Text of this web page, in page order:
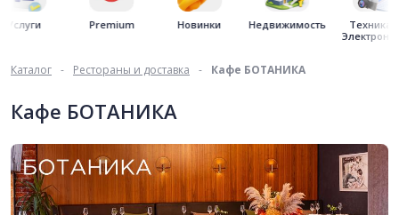
Услуги Premium Новинки Недвижимость
Техника
Каталог - Рестораны и доставка - Кафе БОТАНИКА
Кафе БОТАНИКА